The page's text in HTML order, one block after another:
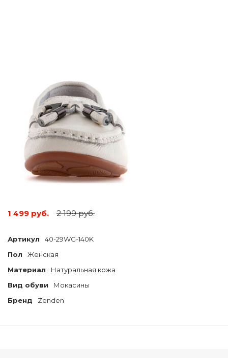
1 499 руб. 2 199 руб.
Артикул
40-29WG-140K
Пол
Женская
Материал
Натуральная кожа
Вид обуви
Мокасины
Бренд
Zenden